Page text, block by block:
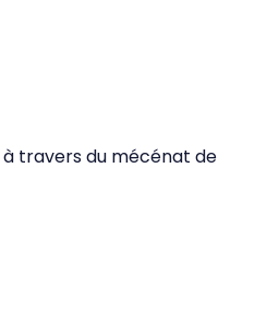
à travers du mécénat de